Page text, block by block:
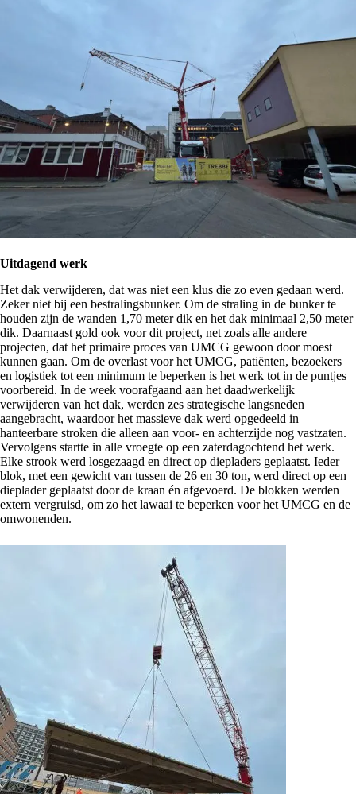
Uitdagend werk
Het dak verwijderen, dat was niet een klus die zo even gedaan werd.
Zeker niet bij een bestralingsbunker. Om de straling in de bunker te
houden zijn de wanden 1,70 meter dik en het dak minimaal 2,50 meter
dik. Daarnaast gold ook voor dit project, net zoals alle andere
projecten, dat het primaire proces van UMCG gewoon door moest
kunnen gaan. Om de overlast voor het UMCG, patiënten, bezoekers
en logistiek tot een minimum te beperken is het werk tot in de puntjes
voorbereid. In de week voorafgaand aan het daadwerkelijk
verwijderen van het dak, werden zes strategische langsneden
aangebracht, waardoor het massieve dak werd opgedeeld in
hanteerbare stroken die alleen aan voor- en achterzijde nog vastzaten.
Vervolgens startte in alle vroegte op een zaterdagochtend het werk.
Elke strook werd losgezaagd en direct op diepladers geplaatst. Ieder
blok, met een gewicht van tussen de 26 en 30 ton, werd direct op een
dieplader geplaatst door de kraan én afgevoerd. De blokken werden
extern vergruisd, om zo het lawaai te beperken voor het UMCG en de
omwonenden.